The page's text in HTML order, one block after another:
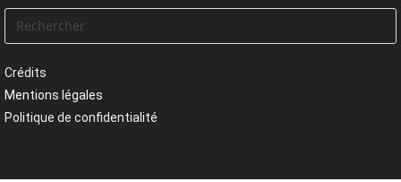
Crédits
Mentions légales
Politique de confidentialité